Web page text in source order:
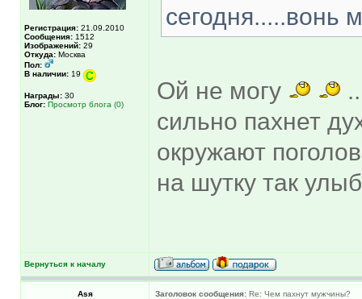
Регистрация: 21.09.2010
Сообщения: 1512
Изображений: 29
Откуда: Москва
Пол:
В наличии: 19
Награды: 30
Блог: Просмотр блога (0)
сегодня.....вонь
Ой не могу
сильно пахнет
окружают
на шутку так
Вернуться к началу
Asя Заголовок сообщения: Re: Чем пахнут мужчины?